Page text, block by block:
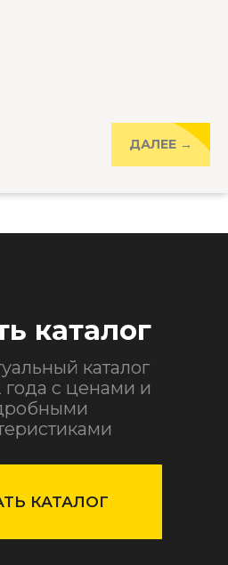
ДАЛЕЕ →
каталог
каталог
с ценами и
КАТАЛОГ